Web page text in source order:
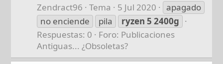
Zendract96 Tema 5 Jul 2020
apagado
no enciende
pila ryzen 5 2400g
Respuestas: 0
Foro: Publicaciones
Antiguas... ¿Obsoletas?